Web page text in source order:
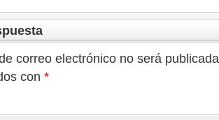
correo electrónico no será
con *